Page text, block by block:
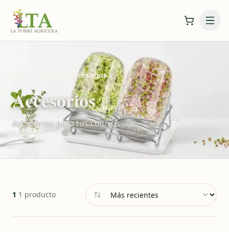
Accesorios
Accesorios
Accesorios para tus cultivos
1 1 producto
Ordenar por